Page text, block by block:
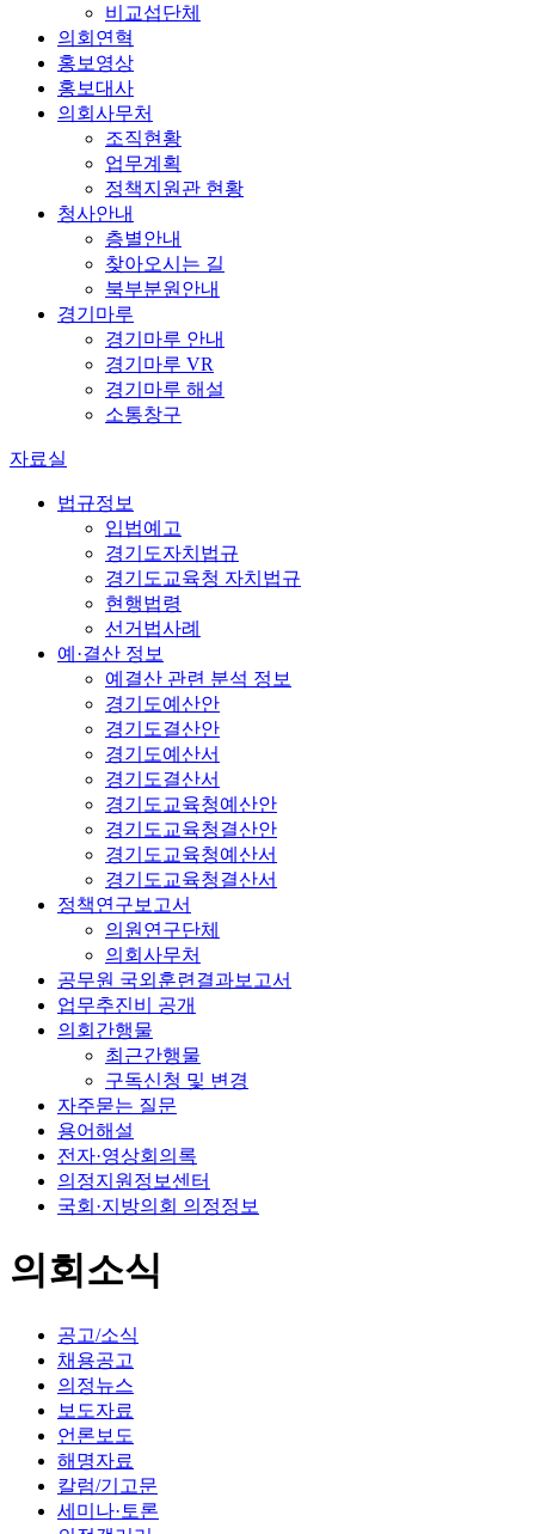
비교섭단체
의회연혁
홍보영상
홍보대사
의회사무처
조직현황
업무계획
정책지원관 현황
청사안내
층별안내
찾아오시는 길
북부분원안내
경기마루
경기마루 안내
경기마루 VR
경기마루 해설
소통창구
자료실
법규정보
입법예고
경기도자치법규
경기도교육청 자치법규
현행법령
선거법사례
예·결산 정보
예결산 관련 분석 정보
경기도예산안
경기도결산안
경기도예산서
경기도결산서
경기도교육청예산안
경기도교육청결산안
경기도교육청예산서
경기도교육청결산서
정책연구보고서
의원연구단체
의회사무처
공무원 국외훈련결과보고서
업무추진비 공개
의회간행물
최근간행물
구독신청 및 변경
자주묻는 질문
용어해설
전자·영상회의록
의정지원정보센터
국회·지방의회 의정정보
의회소식
공고/소식
채용공고
의정뉴스
보도자료
언론보도
해명자료
칼럼/기고문
세미나·토론